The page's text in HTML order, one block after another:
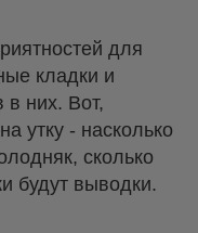
для
кладки и
в них. Вот,
утку - насколько
сколько
будут выводки.